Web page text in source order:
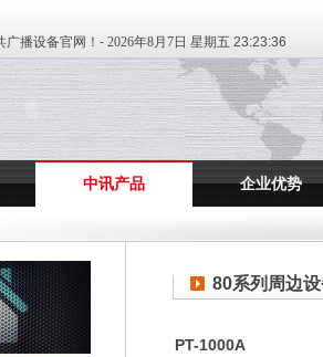
广播设备官网！- 2026年8月7日 星期五 23:23:36
中讯产品 企业优势
80系列周边
PT-1000A